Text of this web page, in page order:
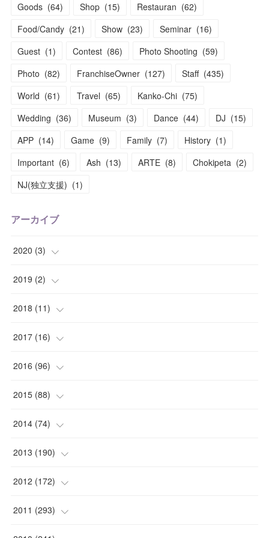
Goods (64) Shop (15) Restauran (62)
Food/Candy (21) Show (23) Seminar (16)
Guest (1) Contest (86) Photo Shooting (59)
Photo (82) FranchiseOwner (127) Staff (435)
World (61) Travel (65) Kanko-Chi (75)
Wedding (36) Museum (3) Dance (44) DJ (15)
APP (14) Game (9) Family (7) History (1)
Important (6) Ash (13) ARTE (8) Chokipeta (2)
NJ(独立支援) (1)
アーカイブ
2020 (3)
(1
( 1)
(1)
2019 (2)
( 1)
(1)
2018 (11)
(2)
(1)
(1)
(1)
( 3 )
2017 (16)
(1)
(2)
(1)
(3)
(1)
2016 (96)
(2)
(5)
(6)
(3)
(4)
2015 (88)
(4)
(7)
(6)
(6)
( 12)
2014 (74)
(9)
(14)
(6)
( 1)
2013 (190)
(17)
(22)
2012 (172)
(12)
2011 (293)